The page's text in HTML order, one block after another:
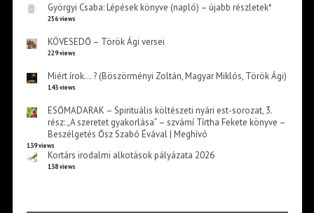
Györgyi Csaba: Lépések könyve (napló) – újabb részletek*
256 views
KÖVESEDŐ – Török Ági versei
229 views
Miért írok… ? (Böszörményi Zoltán, Magyar Miklós, Török Ági)
143 views
ESŐMADARAK – Spirituális költészeti nyári est-sorozat, 3.
rész: „A szeretet gyakorlása” – szvámí Tírtha Fekete könyve –
Beszélgetés Ősz Szabó Évával | Meghívó
139 views
Kortárs irodalmi alkotások pályázata 2026
138 views